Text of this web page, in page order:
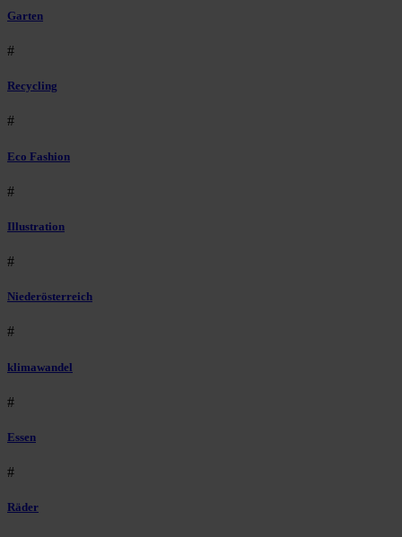
Garten
#
Recycling
#
Eco Fashion
#
Illustration
#
Niederösterreich
#
klimawandel
#
Essen
#
Räder